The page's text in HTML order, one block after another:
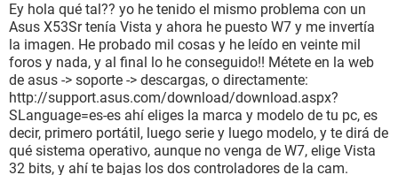
Ey hola qué tal?? yo he tenido el mismo problema con un
Asus X53Sr tenía Vista y ahora he puesto W7 y me invertía
la imagen. He probado mil cosas y he leído en veinte mil
foros y nada, y al final lo he conseguido!! Métete en la web
de asus -> soporte -> descargas, o directamente:
http://support.asus.com/download/download.aspx?
SLanguage=es-es ahí eliges la marca y modelo de tu pc, es
decir, primero portátil, luego serie y luego modelo, y te dirá de
qué sistema operativo, aunque no venga de W7, elige Vista
32 bits, y ahí te bajas los dos controladores de la cam.